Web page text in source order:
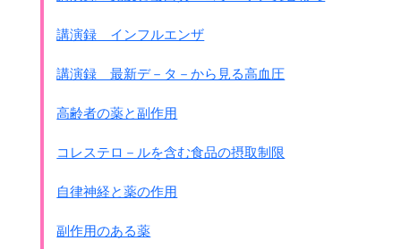
これがWHOの結論
それに異例ですが
解熱剤のアスピリンの使用は
控えるようにと品名まであげています。
ＷＨＯが薬の品名まで言うことは異例です。
これはメキシコの死亡を精査したら、
殆どがアスピリンを使用していたからだといわれます。
それとウイルスがタミフルに耐性を
持ち始めていることも言っています。
もう時間が来ました。
少し時間をオ－バ－してすいませんでした。
個別に調べると非ステロイド性の
使っているように思えます。
統計的にはインフルエンザの死亡になります。
40℃以上の場合は他の病気も疑ったほうが良いと思います。
つまりからだが体制をとる準備を
講演録 インフルエンザ
講演録 最新デ－タ－から見る高血圧
高齢者の薬と副作用
コレステロ－ルを含む食品の摂取制限
自律神経と薬の作用
副作用のある薬